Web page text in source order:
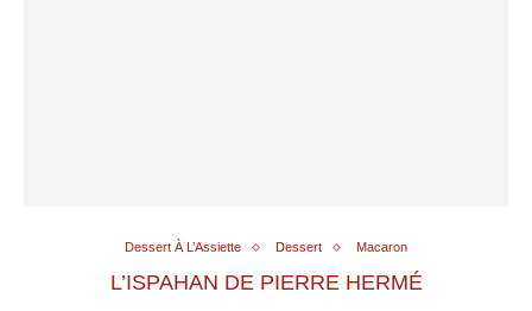
Dessert À L’Assiette Dessert Macaron
L’ISPAHAN DE PIERRE HERMÉ